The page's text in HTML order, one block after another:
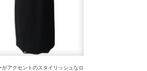
がアクセントのスタイリッシュなロ